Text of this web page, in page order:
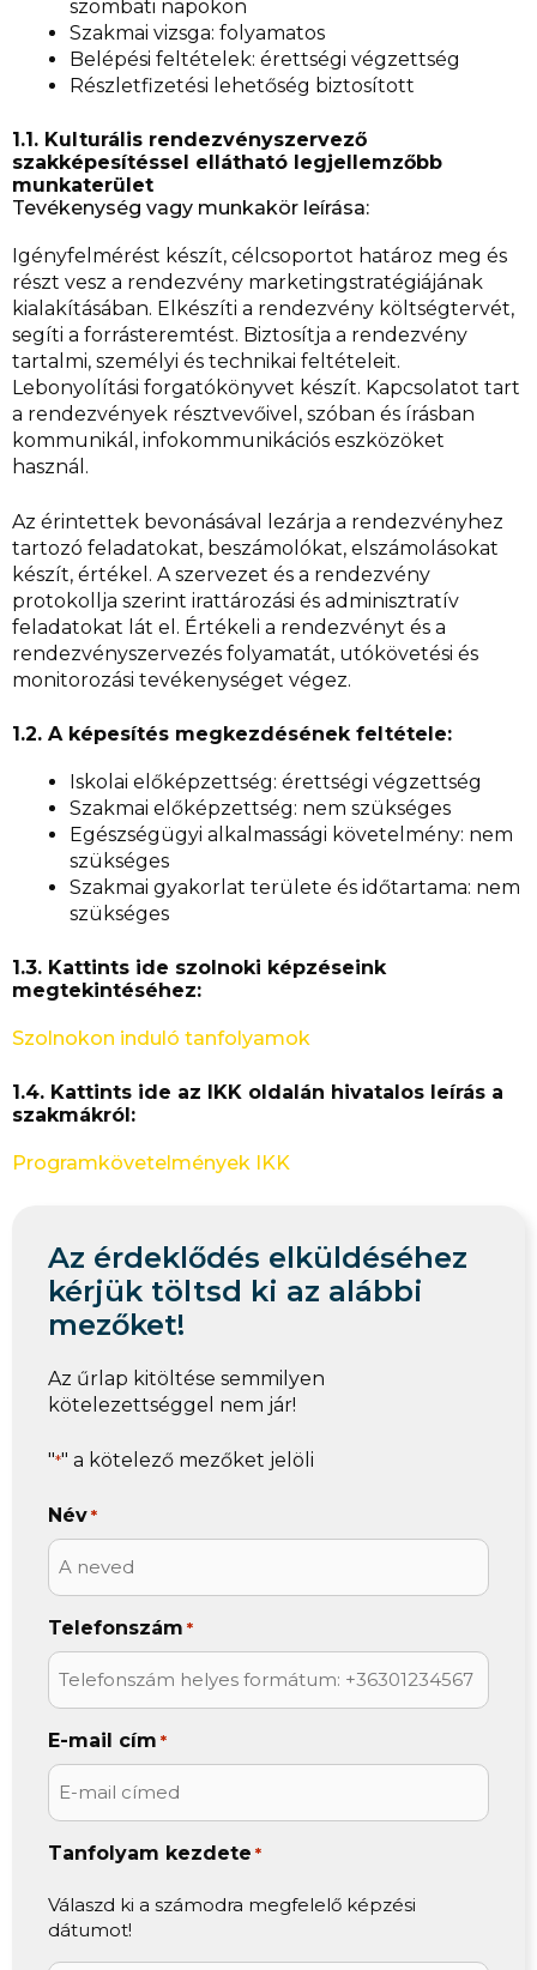
szombati napokon
Szakmai vizsga: folyamatos
Belépési feltételek: érettségi végzettség
Részletfizetési lehetőség biztosított
1.1. Kulturális rendezvényszervező
szakképesítéssel ellátható legjellemzőbb
munkaterület
Tevékenység vagy munkakör leírása:
Igényfelmérést készít, célcsoportot határoz meg és
részt vesz a rendezvény marketingstratégiájának
kialakításában. Elkészíti a rendezvény költségtervét,
segíti a forrásteremtést. Biztosítja a rendezvény
tartalmi, személyi és technikai feltételeit.
Lebonyolítási forgatókönyvet készít. Kapcsolatot tart
a rendezvények résztvevőivel, szóban és írásban
kommunikál, infokommunikációs eszközöket
használ.
Az érintettek bevonásával lezárja a rendezvényhez
tartozó feladatokat, beszámolókat, elszámolásokat
készít, értékel. A szervezet és a rendezvény
protokollja szerint irattározási és adminisztratív
feladatokat lát el. Értékeli a rendezvényt és a
rendezvényszervezés folyamatát, utókövetési és
monitorozási tevékenységet végez.
1.2. A képesítés megkezdésének feltétele:
Iskolai előképzettség: érettségi végzettség
Szakmai előképzettség: nem szükséges
Egészségügyi alkalmassági követelmény: nem
szükséges
Szakmai gyakorlat területe és időtartama: nem
szükséges
1.3. Kattints ide szolnoki képzéseink
megtekintéséhez:
Szolnokon induló tanfolyamok
1.4. Kattints ide az IKK oldalán hivatalos leírás a
szakmákról:
Programkövetelmények IKK
Az érdeklődés elküldéséhez
kérjük töltsd ki az alábbi
mezőket!
Az űrlap kitöltése semmilyen
kötelezettséggel nem jár!
"*" a kötelező mezőket jelöli
Név *
Telefonszám *
E-mail cím *
Tanfolyam kezdete *
Válaszd ki a számodra megfelelő képzési
dátumot!